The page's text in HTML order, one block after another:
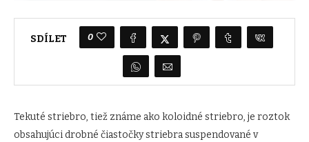
SDÍLET 0
Tekuté striebro, tiež známe ako koloidné striebro, je roztok
obsahujúci drobné čiastočky striebra suspendované v